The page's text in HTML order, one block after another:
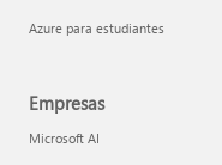
Azure para estudiantes
Empresas
Microsoft AI